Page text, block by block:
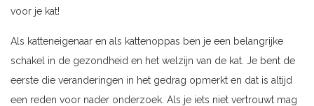
voor je kat!
Als katteneigenaar en als kattenoppas ben je een belangrijke
schakel in de gezondheid en het welzijn van de kat. Je bent de
eerste die veranderingen in het gedrag opmerkt en dat is altijd
een reden voor nader onderzoek. Als je iets niet vertrouwt mag